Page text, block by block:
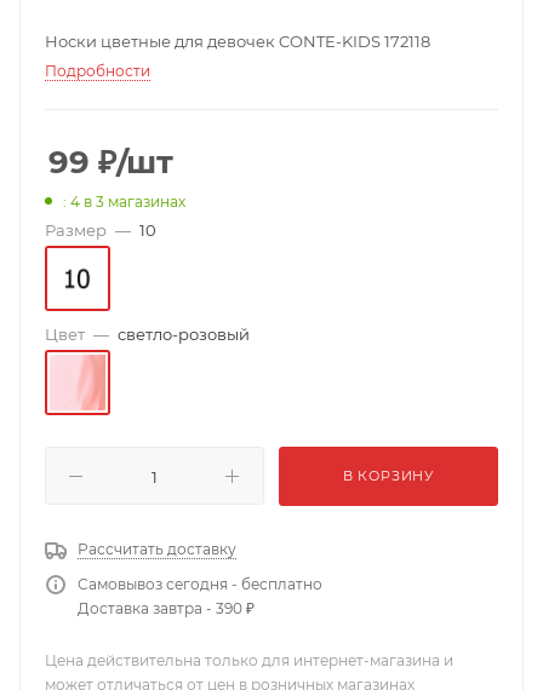
Носки цветные для девочек CONTE-KIDS 172118
Подробности
99 ₽/шт
: 4 в 3 магазинах
Размер — 10
Цвет — светло-розовый
В КОРЗИНУ
Рассчитать доставку
Самовывоз сегодня - бесплатно
Доставка завтра - 390 ₽
Цена действительна только для интернет-магазина и
может отличаться от цен в розничных магазинах